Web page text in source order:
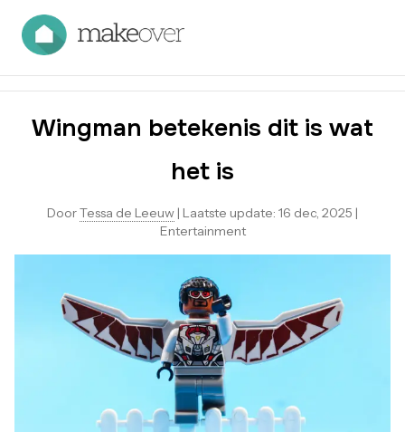
Wingman betekenis dit is wat
het is
DoorTessa de Leeuw | Laatste update: 16 dec, 2025 |
Entertainment